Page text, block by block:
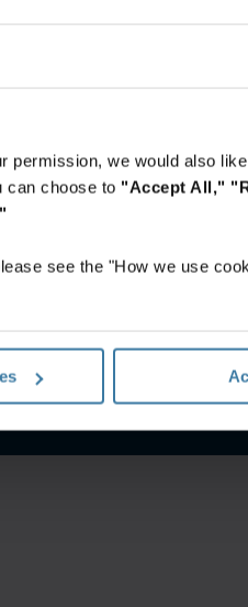
permission, we would also
can choose to "Accept All,"
see the "How we use
شركة